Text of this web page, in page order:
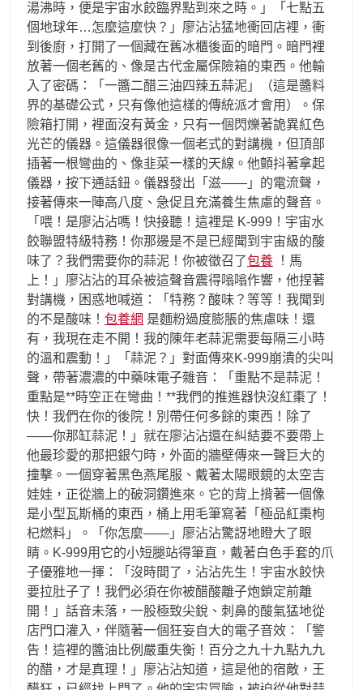
湯沸時，便是宇宙水餃臨界點到來之時。」「七點五
個地球年…怎麼這麼快？」廖沾沾猛地衝回店裡，衝
到後廚，打開了一個藏在舊冰櫃後面的暗門。暗門裡
放著一個老舊的、像是古代金屬保險箱的東西。他輸
入了密碼：「一醬二醋三油四辣五蒜泥」（這是醬料
界的基礎公式，只有像他這樣的傳統派才會用）。保
險箱打開，裡面沒有黃金，只有一個閃爍著詭異紅色
光芒的儀器。這儀器很像一個老式的對講機，但頂部
插著一根彎曲的、像韭菜一樣的天線。他顫抖著拿起
儀器，按下通話鈕。儀器發出「滋——」的電流聲，
接著傳來一陣高八度、急促且充滿養生焦慮的聲音。
「喂！是廖沾沾嗎！快接聽！這裡是 K-999！宇宙水
餃聯盟特級特務！你那邊是不是已經聞到宇宙級的酸
味了？我們需要你的蒜泥！你被徵召了包養 ！馬
上！」廖沾沾的耳朵被這聲音震得嗡嗡作響，他捏著
對講機，困惑地喊道：「特務？酸味？等等！我聞到
的不是酸味！ 包養網 是麵粉過度膨脹的焦慮味！還
有，我現在走不開！我的陳年老蒜泥需要每隔三小時
的溫和震動！」「蒜泥？」對面傳來K-999崩潰的尖叫
聲，帶著濃濃的中藥味電子雜音：「重點不是蒜泥！
重點是**時空正在彎曲！**我們的推進器快沒紅棗了！
快！我們在你的後院！別帶任何多餘的東西！除了
——你那缸蒜泥！」就在廖沾沾還在糾結要不要帶上
他最珍愛的那把銀勺時，外面的牆壁傳來一聲巨大的
撞擊。一個穿著黑色燕尾服、戴著太陽眼鏡的太空吉
娃娃，正從牆上的破洞鑽進來。它的背上揹著一個像
是小型瓦斯桶的東西，桶上用毛筆寫著「極品紅棗枸
杞燃料」。「你怎麼——」廖沾沾驚訝地瞪大了眼
睛。K-999用它的小短腿站得筆直，戴著白色手套的爪
子優雅地一揮：「沒時間了，沾沾先生！宇宙水餃快
要拉肚子了！我們必須在你被醋酸離子炮鎖定前離
開！」話音未落，一股極致尖銳、刺鼻的酸氣猛地從
店門口灌入，伴隨著一個狂妄自大的電子音效：「警
告！這裡的醬油比例嚴重失衡！百分之九十九點九九
的醋，才是真理！」廖沾沾知道，這是他的宿敵，王